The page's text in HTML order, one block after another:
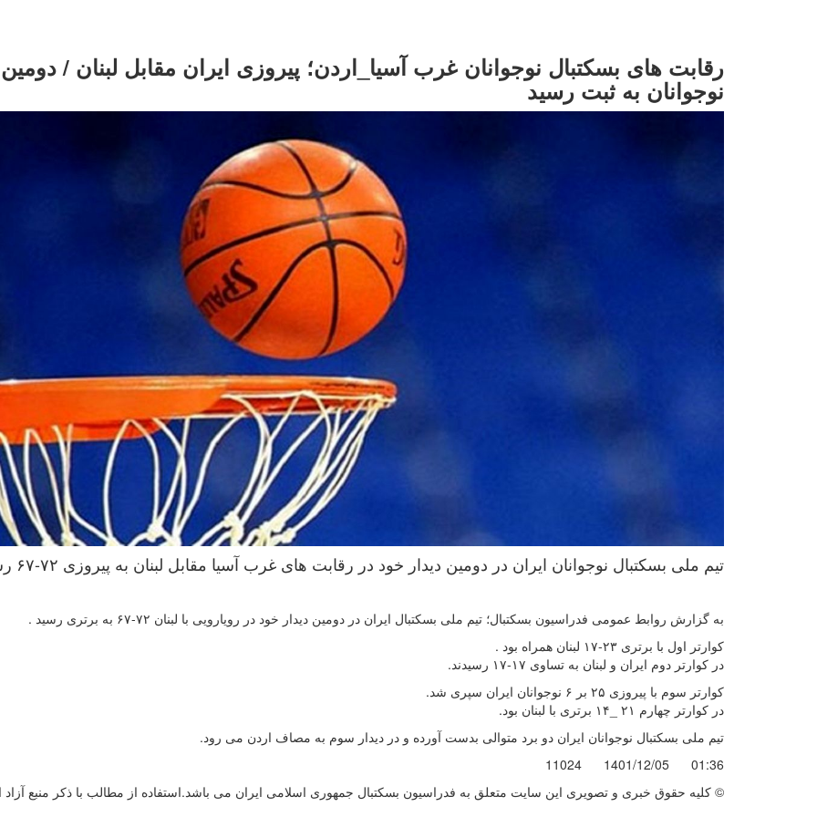
رقابت های بسکتبال نوجوانان غرب آسیا_اردن؛ پیروزی ایران مقابل لبنان /
نوجوانان به ثبت رسید
تیم ملی بسکتبال نوجوانان ایران در دومین دیدار خود در رقابت های غرب آسیا مقابل لبنان به پیروزی ۷۲-۶۷ رسید .
به گزارش روابط عمومی فدراسیون بسکتبال؛ تیم ملی بسکتبال ایران در دومین دیدار خود در رویارویی با لبنان ۷۲-۶۷ به برتری رسید .
کوارتر اول با برتری ۲۳-۱۷ لبنان همراه بود .
در کوارتر دوم ایران و لبنان به تساوی ۱۷-۱۷ رسیدند.
کوارتر سوم با پیروزی ۲۵ بر ۶ نوجوانان ایران سپری شد.
در کوارتر چهارم ۲۱ _۱۴ برتری با لبنان بود.
تیم ملی بسکتبال نوجوانان ایران دو برد متوالی بدست آورده و در دیدار سوم به مصاف اردن می رود.
01:36
1401/12/05
11024
© کليه حقوق خبری و تصويری اين سايت متعلق به فدراسیون بسکتبال جمهوری اسلامی ایران می باشد.استفاده از مطالب با ذكر منبع